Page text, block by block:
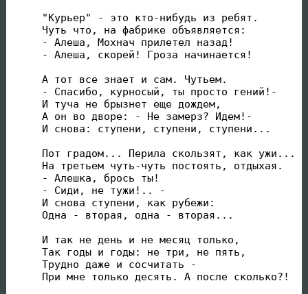
"Курьер" - это кто-нибудь из ребят.
Чуть что, на фабрике объявляется:
- Алеша, Мохнач прилетел назад!
- Алеша, скорей! Гроза начинается!
А тот все знает и сам. Чутьем.
- Спасибо, курносый, ты просто гений!-
И туча не брызнет еще дождем,
А он во дворе: - Не замерз? Идем!-
И снова: ступени, ступени, ступени...
Пот градом... Перила скользят, как ужи...
На третьем чуть-чуть постоять, отдыхая.
- Алешка, брось ты!
- Сиди, не тужи!.. -
И снова ступени, как рубежи:
Одна - вторая, одна - вторая...
И так не день и не месяц только,
Так годы и годы: не три, не пять,
Трудно даже и сосчитать -
При мне только десять. А после сколько?!